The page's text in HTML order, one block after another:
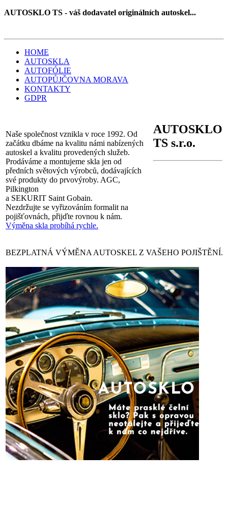
AUTOSKLO TS - váš dodavatel originálních autoskel...
HOME
AUTOSKLA
AUTOFÓLIE
AUTOPŮJČOVNA MORAVA
KONTAKTY
GDPR
Naše společnost vznikla v roce 1992. Od
začátku dbáme na kvalitu námi nabízených
autoskel a kvalitu provedených služeb.
Prodáváme a montujeme skla jen od
předních světových výrobců, dodávajících
své produkty do prvovýroby. AGC,
Pilkington
a SEKURIT Saint Gobain.
Nezdržujte se vyřizováním formalit na
pojišťovnách, přijďte rovnou k nám.
Výměna skla probíhá rychle.
AUTOSKLO
TS s.r.o.
BEZPLATNÁ VÝMĚNA AUTOSKEL Z VAŠEHO POJIŠTĚNÍ.